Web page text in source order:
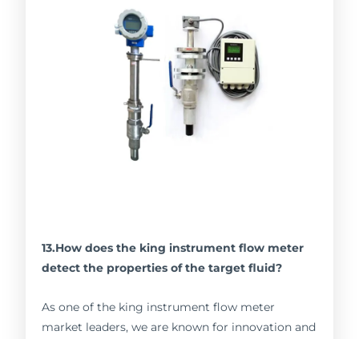
13.How does the king instrument flow meter
detect the properties of the target fluid?
As one of the king instrument flow meter
market leaders, we are known for innovation and